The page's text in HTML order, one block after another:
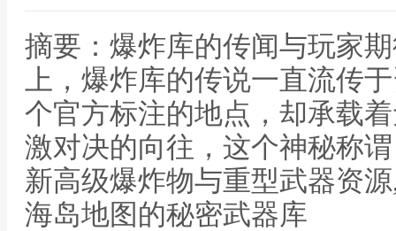
摘要：爆炸库的传闻与玩家
上，爆炸库的传说一直流传
个官方标注的地点，却承载
激对决的向往，这个神秘称
新高级爆炸物与重型武器资
海岛地图的秘密武器库